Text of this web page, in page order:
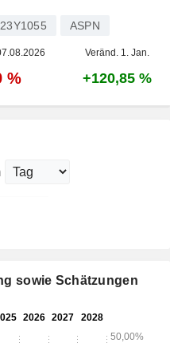
ASPN
Veränd. 1. Jan.
% +120,85 %
sowie Schätzungen